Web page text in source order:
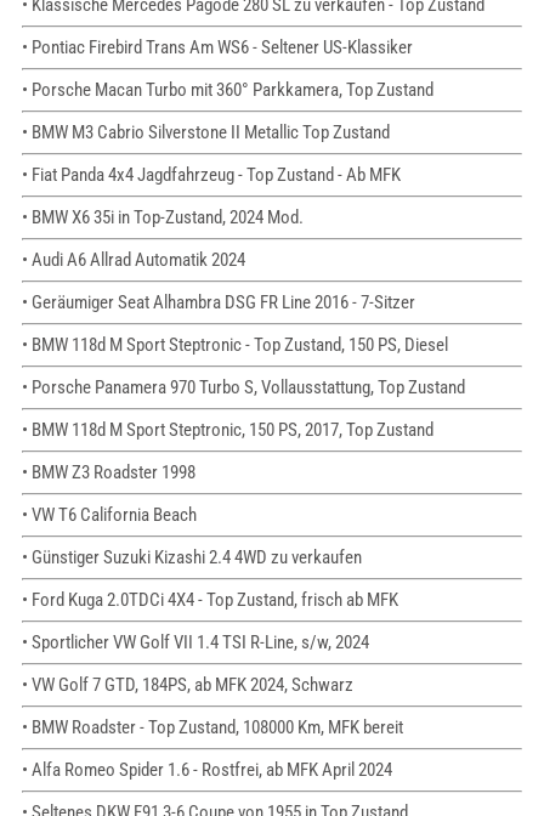
• Klassische Mercedes Pagode 280 SL zu verkaufen - Top Zustand
• Pontiac Firebird Trans Am WS6 - Seltener US-Klassiker
• Porsche Macan Turbo mit 360° Parkkamera, Top Zustand
• BMW M3 Cabrio Silverstone II Metallic Top Zustand
• Fiat Panda 4x4 Jagdfahrzeug - Top Zustand - Ab MFK
• BMW X6 35i in Top-Zustand, 2024 Mod.
• Audi A6 Allrad Automatik 2024
• Geräumiger Seat Alhambra DSG FR Line 2016 - 7-Sitzer
• BMW 118d M Sport Steptronic - Top Zustand, 150 PS, Diesel
• Porsche Panamera 970 Turbo S, Vollausstattung, Top Zustand
• BMW 118d M Sport Steptronic, 150 PS, 2017, Top Zustand
• BMW Z3 Roadster 1998
• VW T6 California Beach
• Günstiger Suzuki Kizashi 2.4 4WD zu verkaufen
• Ford Kuga 2.0TDCi 4X4 - Top Zustand, frisch ab MFK
• Sportlicher VW Golf VII 1.4 TSI R-Line, s/w, 2024
• VW Golf 7 GTD, 184PS, ab MFK 2024, Schwarz
• BMW Roadster - Top Zustand, 108000 Km, MFK bereit
• Alfa Romeo Spider 1.6 - Rostfrei, ab MFK April 2024